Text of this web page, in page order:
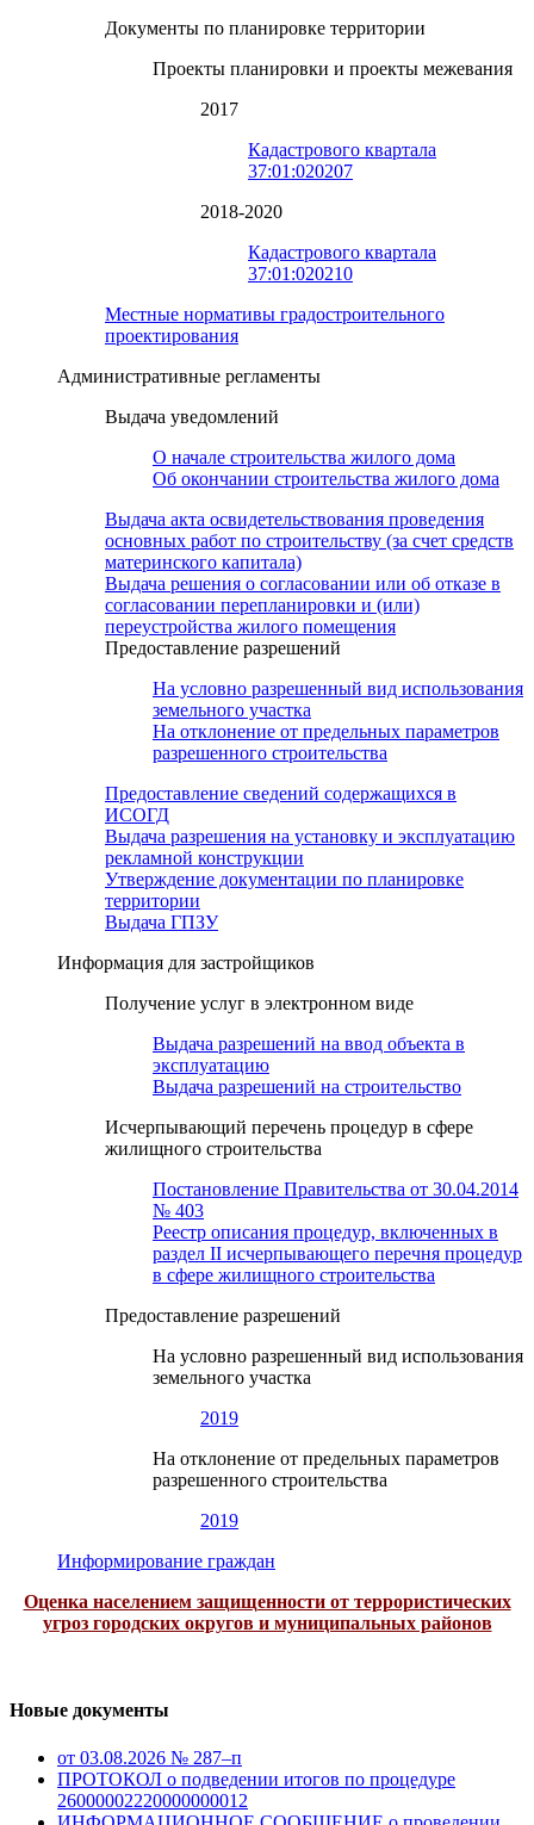
Документы по планировке территории
Проекты планировки и проекты межевания
2017
Кадастрового квартала
37:01:020207
2018-2020
Кадастрового квартала
37:01:020210
Местные нормативы градостроительного
проектирования
Административные регламенты
Выдача уведомлений
О начале строительства жилого дома
Об окончании строительства жилого дома
Выдача акта освидетельствования проведения
основных работ по строительству (за счет средств
материнского капитала)
Выдача решения о согласовании или об отказе в
согласовании перепланировки и (или)
переустройства жилого помещения
Предоставление разрешений
На условно разрешенный вид использования
земельного участка
На отклонение от предельных параметров
разрешенного строительства
Предоставление сведений содержащихся в
ИСОГД
Выдача разрешения на установку и эксплуатацию
рекламной конструкции
Утверждение документации по планировке
территории
Выдача ГПЗУ
Информация для застройщиков
Получение услуг в электронном виде
Выдача разрешений на ввод объекта в
эксплуатацию
Выдача разрешений на строительство
Исчерпывающий перечень процедур в сфере
жилищного строительства
Постановление Правительства от 30.04.2014
№ 403
Реестр описания процедур, включенных в
раздел II исчерпывающего перечня процедур
в сфере жилищного строительства
Предоставление разрешений
На условно разрешенный вид использования
земельного участка
2019
На отклонение от предельных параметров
разрешенного строительства
2019
Информирование граждан
Оценка населением защищенности от террористических
угроз городских округов и муниципальных районов
Новые документы
от 03.08.2026 № 287–п
ПРОТОКОЛ о подведении итогов по процедуре
26000002220000000012